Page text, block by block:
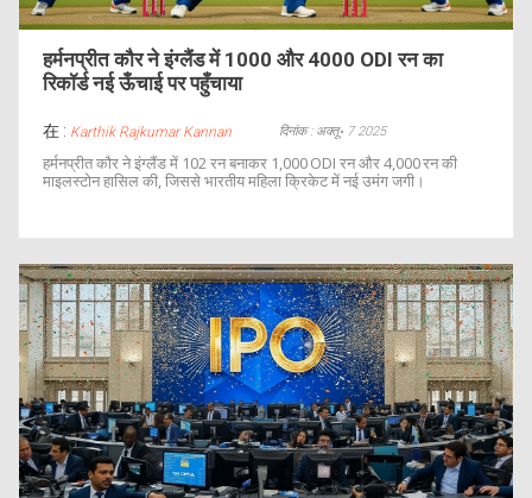
हर्मनप्रीत कौर ने इंग्लैंड में 1000 और 4000 ODI रन का
रिकॉर्ड नई ऊँचाई पर पहुँचाया
在 : Karthik Rajkumar Kannan दिनांक : अक्तू॰ 7 2025
हर्मनप्रीत कौर ने इंग्लैंड में 102 रन बनाकर 1,000 ODI रन और 4,000 रन की
माइलस्टोन हासिल की, जिससे भारतीय महिला क्रिकेट में नई उमंग जगी।